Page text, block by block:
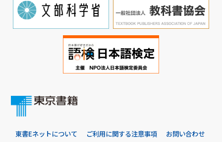
東書Eネットについて ご利用に関する注意事項
お問い合わせ